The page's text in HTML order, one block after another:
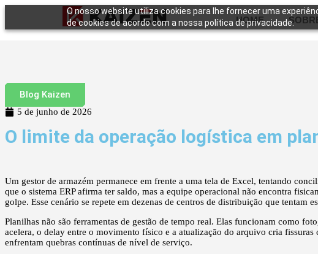
O nosso website utiliza cookies para lhe fornecer uma
de cookies de acordo com a nossa política de privacidade.
HOME
Blog Kaizen
5 de junho de 2026
O limite da operação logística em
Um gestor de armazém permanece em frente a uma tela de Excel, tentando
que o sistema ERP afirma ter saldo, mas a equipe operacional não encontra
golpe. Esse cenário se repete em dezenas de centros de distribuição que tentam
Planilhas não são ferramentas de gestão de tempo real. Elas funcionam como
acelera, o delay entre o movimento físico e a atualização do arquivo cria
enfrentam quebras contínuas de nível de serviço.